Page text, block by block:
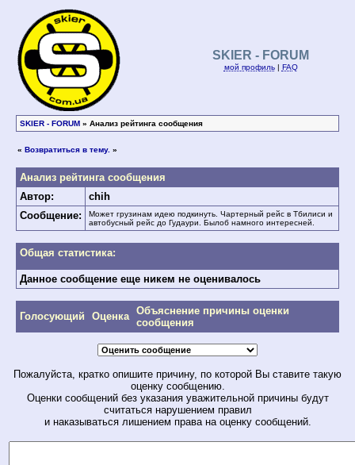
SKIER - FORUM
мой профиль| FAQ
SKIER - FORUM » Анализ рейтинга сообщения
« Возвратиться в тему. »
Анализ рейтинга сообщения
Автор:
chih
Сообщение:
Может грузинам идею подкинуть. Чартерный рейс в Тбилиси и
автобусный рейс до Гудаури. Былоб намного интересней.
Общая статистика:
Данное сообщение еще никем не оценивалось
Голосующий Оценка Объяснение причины оценки
сообщения
Пожалуйста, кратко опишите причину, по которой Вы ставите такую
оценку сообщению.
Оценки сообщений без указания уважительной причины будут
считаться нарушением правил
и наказываться лишением права на оценку сообщений.